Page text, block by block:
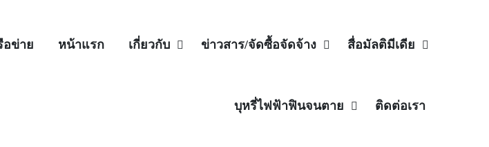
อข่าย หน้าแรก เกี่ยวกับ ข่าวสาร/จัดซื้อจัดจ้าง สื่อมัลติมีเดีย
บุหรี่ไฟฟ้าฟินจนตาย ติดต่อเรา